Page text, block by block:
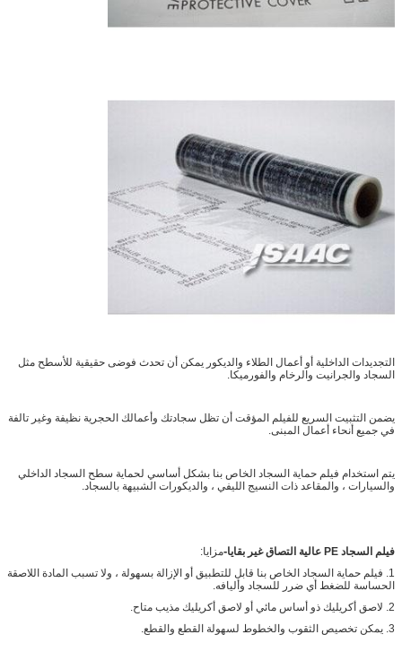
التجديدات الداخلية أو أعمال الطلاء والديكور يمكن أن تحدث فوضى حقيقية للأسطح مثل
السجاد والجرانيت والرخام والفورميكا.
يضمن التثبيت السريع للفيلم المؤقت أن تظل سجادتك وأعمالك الحجرية نظيفة وغير تالفة
في جميع أنحاء أعمال المبنى.
يتم استخدام فيلم حماية السجاد الخاص بنا بشكل أساسي لحماية سطح السجاد الداخلي
والسيارات ، والمقاعد ذات النسيج الليفي ، والديكورات الشبيهة بالسجاد.
فيلم السجاد PE عالية التصاق غير بقايا -مزايا:
1. فيلم حماية السجاد الخاص بنا قابل للتطبيق أو الإزالة بسهولة ، ولا تسبب المادة اللاصقة
الحساسة للضغط أي ضرر للسجاد وأليافه.
2. لاصق أكريليك ذو أساس مائي أو لاصق أكريليك مذيب متاح.
3. يمكن تخصيص الثقوب والخطوط لسهولة القطع والقطع.